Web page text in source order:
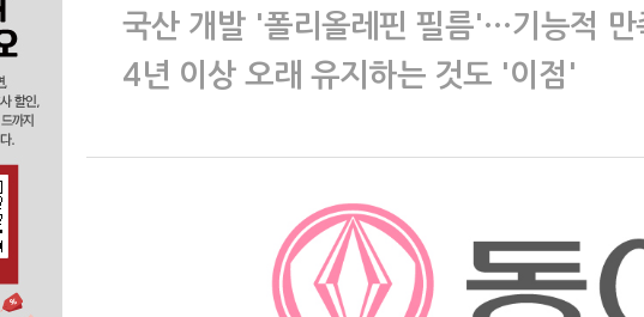
국산 개발 '폴리올레핀 필름'…기능적 만
4년 이상 오래 유지하는 것도 '이점'